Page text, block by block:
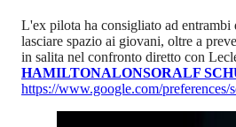
L'ex pilota ha consigliato ad entrambi
lasciare spazio ai giovani, oltre a
in salita nel confronto diretto con
HAMILTONALONSORALF
https://www.google.com/preferences/